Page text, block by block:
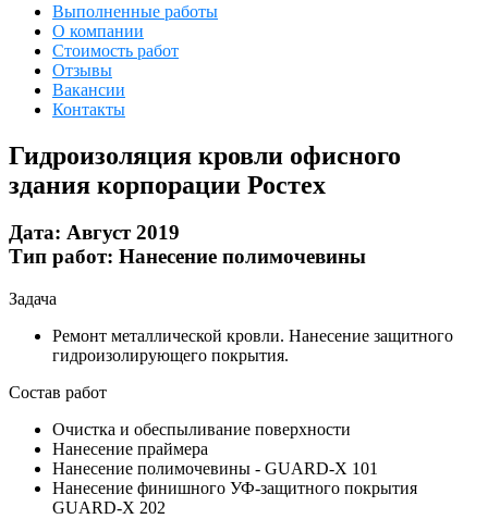
Выполненные работы
О компании
Стоимость работ
Отзывы
Вакансии
Контакты
Гидроизоляция кровли офисного
здания корпорации Ростех
Дата: Август 2019
Тип работ: Нанесение полимочевины
Задача
Ремонт металлической кровли. Нанесение защитного
гидроизолирующего покрытия.
Состав работ
Очистка и обеспыливание поверхности
Нанесение праймера
Нанесение полимочевины - GUARD-X 101
Нанесение финишного УФ-защитного покрытия
GUARD-X 202